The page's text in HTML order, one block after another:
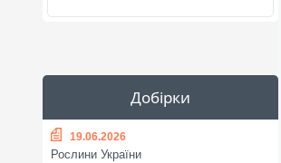
Добірки
19.06.2026
Рослини України